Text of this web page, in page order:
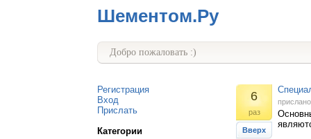
Шементом.Ру
Добро пожаловать :)
Регистрация
Вход
Прислать
Категории
6
раз
Вверх